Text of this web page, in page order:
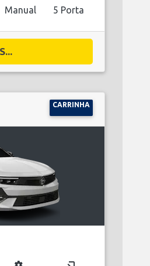
Manual 5 Porta
CARRINHA